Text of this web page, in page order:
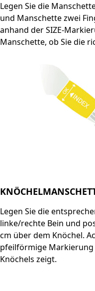
Legen Sie die
und Manschette zwei
anhand der SIZE-
Manschette, ob Sie die
Legen Sie die
linke/rechte Bein und
cm über dem Knöchel.
pfeilförmige Markierung
Knöchels zeigt.